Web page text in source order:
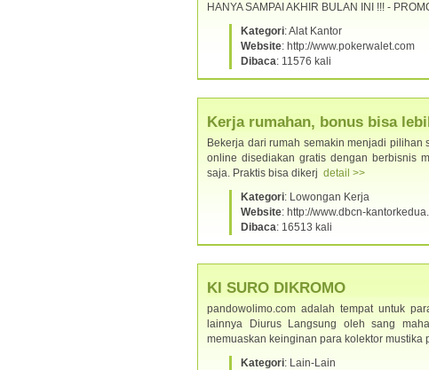
HANYA SAMPAI AKHIR BULAN INI !!! -
Kategori: Alat Kantor
Website: http://www.pokerwalet.com
Dibaca: 11576 kali
Kerja rumahan, bonus bisa
Bekerja dari rumah semakin menjadi
online disediakan gratis dengan berbisnis
saja. Praktis bisa dikerj detail >>
Kategori: Lowongan Kerja
Website: http://www.dbcn-
Dibaca: 16513 kali
KI SURO DIKROMO
pandowolimo.com adalah tempat untuk
lainnya Diurus Langsung oleh sang
memuaskan keinginan para kolektor mustika
Kategori: Lain-Lain